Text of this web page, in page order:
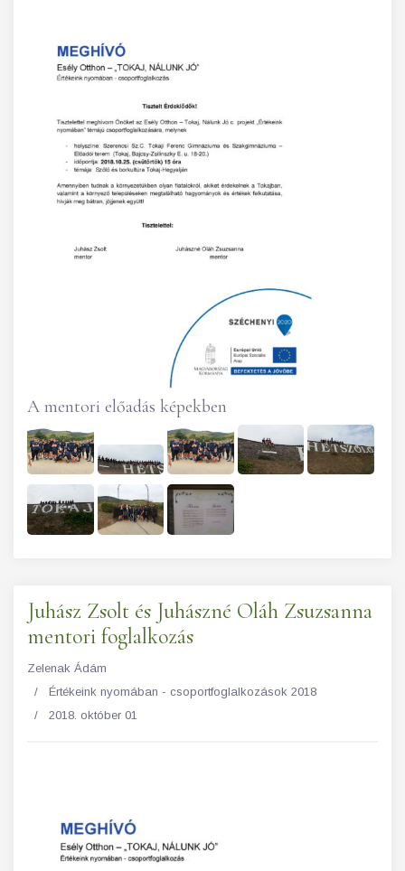
A mentori előadás képekben
Juhász Zsolt és Juhászné Oláh Zsuzsanna
mentori foglalkozás
Zelenak Ádám
Értékeink nyomában - csoportfoglalkozások 2018
2018. október 01